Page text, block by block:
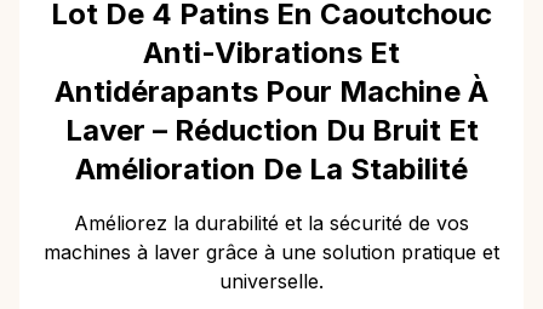
Lot De 4 Patins En Caoutchouc
Anti-Vibrations Et
Antidérapants Pour Machine À
Laver – Réduction Du Bruit Et
Amélioration De La Stabilité
Améliorez la durabilité et la sécurité de vos
machines à laver grâce à une solution pratique et
universelle.